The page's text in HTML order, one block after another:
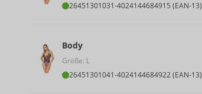
26451301031-4024144684915 (EAN-13)
Body
Größe: L
26451301041-4024144684922 (EAN-13)